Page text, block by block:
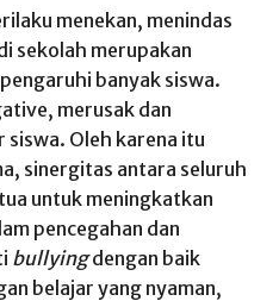
menekan, menindas
sekolah merupakan
banyak siswa.
merusak dan
siswa. Oleh karena itu
sinergitas antara seluruh
untuk meningkatkan
pencegahan dan
bullyingdengan baik
belajar yang nyaman,